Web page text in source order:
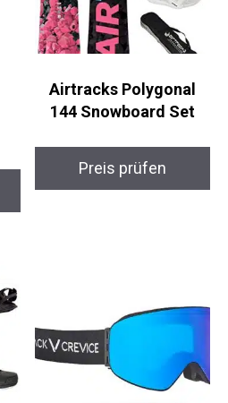
Airtracks Polygonal
Preis prüfen